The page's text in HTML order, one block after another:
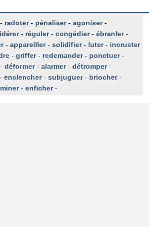
radoter- pénaliser- agoniser-
- réguler- congédier- ébranler-
- appareiller- solidifier- luter- incruster
- griffer- redemander- ponctuer-
déformer- alarmer- détromper-
enclencher- subjuguer- briocher-
- enficher-